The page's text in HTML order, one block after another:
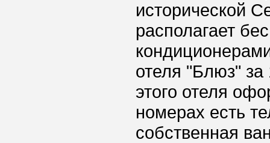
исторической
располагает
отеля "Блюз"
этого отеля
номерах есть
собственная